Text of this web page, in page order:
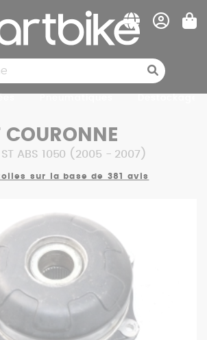
COURONNE
ST ABS 1050 (2005 - 2007)
sur la base de 381 avis